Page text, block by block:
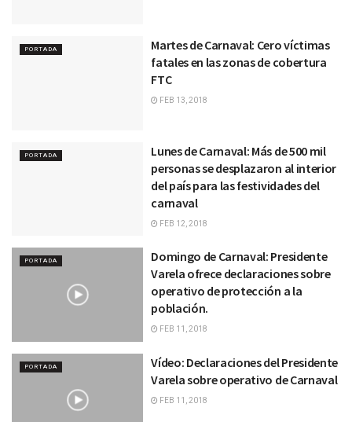
PORTADA
Martes de Carnaval: Cero víctimas
fatales en las zonas de cobertura
FTC
FEB 13, 2018
PORTADA
Lunes de Carnaval: Más de 500 mil
personas se desplazaron al interior
del país para las festividades del
carnaval
FEB 12, 2018
PORTADA
Domingo de Carnaval: Presidente
Varela ofrece declaraciones sobre
operativo de protección a la
población.
FEB 11, 2018
PORTADA
Vídeo: Declaraciones del Presidente
Varela sobre operativo de Carnaval
FEB 11, 2018